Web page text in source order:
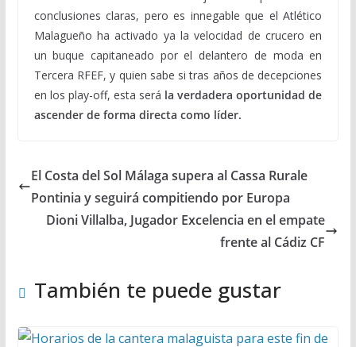
conclusiones claras, pero es innegable que el Atlético
Malagueño ha activado ya la velocidad de crucero en
un buque capitaneado por el delantero de moda en
Tercera RFEF, y quien sabe si tras años de decepciones
en los play-off, esta será la verdadera oportunidad de
ascender de forma directa como líder.
El Costa del Sol Málaga supera al Cassa Rurale
Pontinia y seguirá compitiendo por Europa
Dioni Villalba, Jugador Excelencia en el empate
frente al Cádiz CF
También te puede gustar